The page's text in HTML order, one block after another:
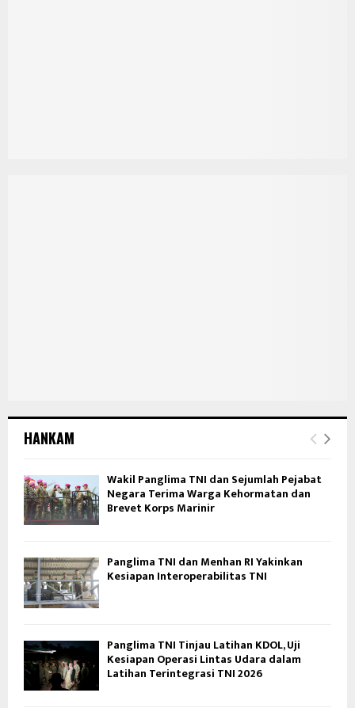
HANKAM
Wakil Panglima TNI dan Sejumlah Pejabat
Negara Terima Warga Kehormatan dan
Brevet Korps Marinir
Panglima TNI dan Menhan RI Yakinkan
Kesiapan Interoperabilitas TNI
Panglima TNI Tinjau Latihan KDOL, Uji
Kesiapan Operasi Lintas Udara dalam
Latihan Terintegrasi TNI 2026